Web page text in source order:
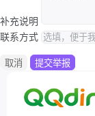
补充说明
联系方式
取消 提交举报